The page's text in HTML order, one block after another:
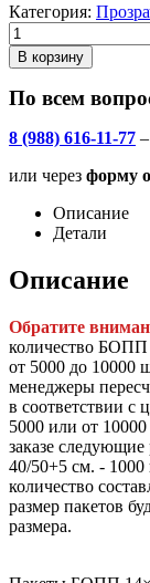
Категория:
В корзину
По всем
8 (988) 616-11-77
или через форму
Описание
Детали
Описание
Обратите
количество БОПП
от 5000 до 10000
менеджеры
в соответствии с
5000 или от
заказе
40/50+5 см. -
количество
размер пакетов
размера.